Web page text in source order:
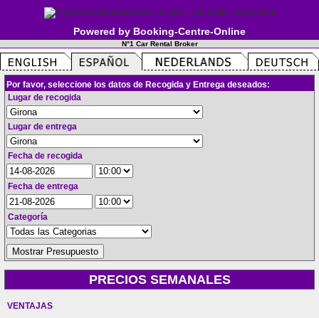
Powered by Booking-Centre-Online
N°1 Car Rental Broker
Por favor, seleccione los datos de Recogida y Entrega deseados:
Lugar de recogida
Lugar de entrega
Fecha de recogida
Fecha de entrega
Categoría
PRECIOS SEMANALES
VENTAJAS